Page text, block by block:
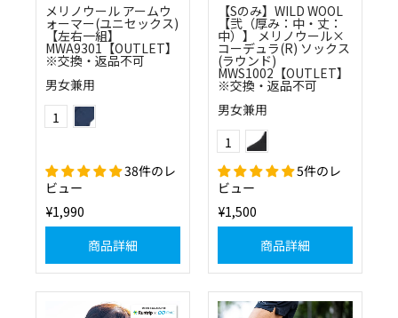
メリノウール アームウ
ォーマー(ユニセックス)
【左右一組】
MWA9301【OUTLET】
※交換・返品不可
男女兼用
Color
1
38件のレ
ビュー
¥1,990
商品詳細
【Sのみ】WILD WOOL
【弐（厚み：中・丈：
中）】 メリノウール×
コーデュラ(R) ソックス
(ラウンド)
MWS1002【OUTLET】
※交換・返品不可
男女兼用
Color
1
5件のレ
ビュー
¥1,500
商品詳細